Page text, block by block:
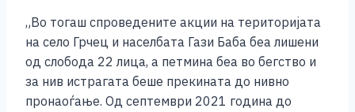
„Во тогаш спроведените акции на територијата
на село Грчец и населбата Гази Баба беа лишени
од слобода 22 лица, а петмина беа во бегство и
за нив истрагата беше прекината до нивно
пронаоѓање. Од септември 2021 година до